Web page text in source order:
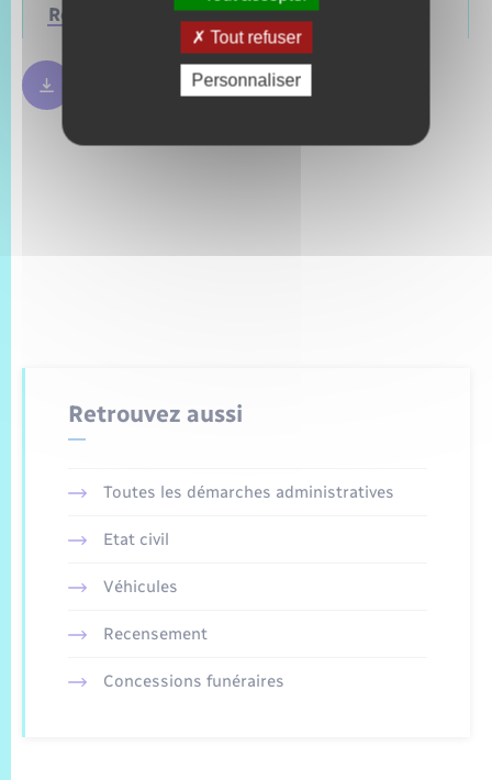
Régionales Mars 2028
Règles bulletin de vote
Retrouvez aussi
Toutes les démarches administratives
Etat civil
Véhicules
Recensement
Concessions funéraires
Tout refuser
Personnaliser